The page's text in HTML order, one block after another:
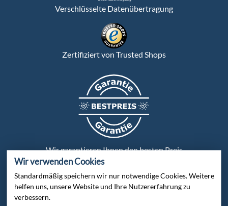
Verschlüsselte Datenübertragung
Zertifiziert von Trusted Shops
Wir garantieren Ihnen den besten Preis
Persönliche Beratung:
Wir verwenden Cookies
Standardmäßig speichern wir nur notwendige Cookies. Weitere
helfen uns, unsere Website und Ihre Nutzererfahrung zu
verbessern.